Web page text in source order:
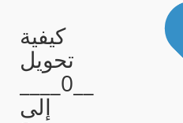
كيفية
تحويل
__0____
إلى